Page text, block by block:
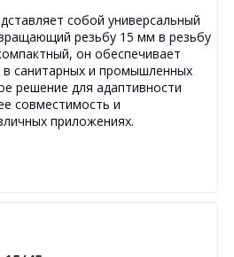
собой универсальный
резьбу 15 мм в резьбу
он обеспечивает
в санитарных и промышленных
решение для адаптивности
совместимость и
приложениях.